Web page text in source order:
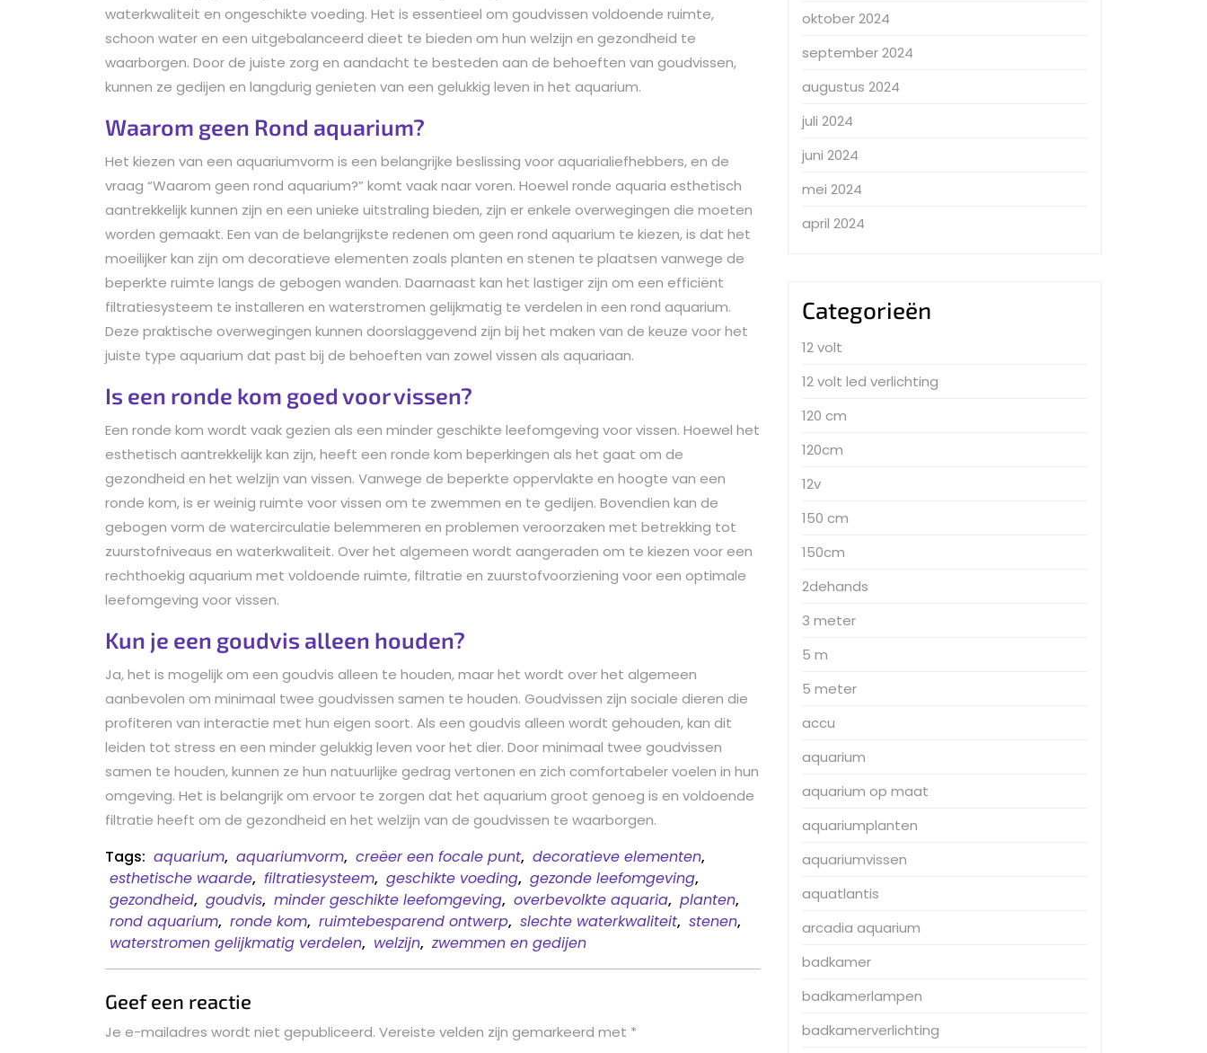
waterkwaliteit en ongeschikte voeding. Het is essentieel om goudvissen voldoende ruimte,
schoon water en een uitgebalanceerd dieet te bieden om hun welzijn en gezondheid te
waarborgen. Door de juiste zorg en aandacht te besteden aan de behoeften van goudvissen,
kunnen ze gedijen en langdurig genieten van een gelukkig leven in het aquarium.
Waarom geen Rond aquarium?
Het kiezen van een aquariumvorm is een belangrijke beslissing voor aquarialiefhebbers, en de
vraag “Waarom geen rond aquarium?” komt vaak naar voren. Hoewel ronde aquaria esthetisch
aantrekkelijk kunnen zijn en een unieke uitstraling bieden, zijn er enkele overwegingen die moeten
worden gemaakt. Een van de belangrijkste redenen om geen rond aquarium te kiezen, is dat het
moeilijker kan zijn om decoratieve elementen zoals planten en stenen te plaatsen vanwege de
beperkte ruimte langs de gebogen wanden. Daarnaast kan het lastiger zijn om een efficiënt
filtratiesysteem te installeren en waterstromen gelijkmatig te verdelen in een rond aquarium.
Deze praktische overwegingen kunnen doorslaggevend zijn bij het maken van de keuze voor het
juiste type aquarium dat past bij de behoeften van zowel vissen als aquariaan.
Is een ronde kom goed voor vissen?
Een ronde kom wordt vaak gezien als een minder geschikte leefomgeving voor vissen. Hoewel het
esthetisch aantrekkelijk kan zijn, heeft een ronde kom beperkingen als het gaat om de
gezondheid en het welzijn van vissen. Vanwege de beperkte oppervlakte en hoogte van een
ronde kom, is er weinig ruimte voor vissen om te zwemmen en te gedijen. Bovendien kan de
gebogen vorm de watercirculatie belemmeren en problemen veroorzaken met betrekking tot
zuurstofniveaus en waterkwaliteit. Over het algemeen wordt aangeraden om te kiezen voor een
rechthoekig aquarium met voldoende ruimte, filtratie en zuurstofvoorziening voor een optimale
leefomgeving voor vissen.
Kun je een goudvis alleen houden?
Ja, het is mogelijk om een goudvis alleen te houden, maar het wordt over het algemeen
aanbevolen om minimaal twee goudvissen samen te houden. Goudvissen zijn sociale dieren die
profiteren van interactie met hun eigen soort. Als een goudvis alleen wordt gehouden, kan dit
leiden tot stress en een minder gelukkig leven voor het dier. Door minimaal twee goudvissen
samen te houden, kunnen ze hun natuurlijke gedrag vertonen en zich comfortabeler voelen in hun
omgeving. Het is belangrijk om ervoor te zorgen dat het aquarium groot genoeg is en voldoende
filtratie heeft om de gezondheid en het welzijn van de goudvissen te waarborgen.
Tags: aquarium, aquariumvorm, creëer een focale punt, decoratieve elementen,
esthetische waarde, filtratiesysteem, geschikte voeding, gezonde leefomgeving,
gezondheid, goudvis, minder geschikte leefomgeving, overbevolkte aquaria, planten,
rond aquarium, ronde kom, ruimtebesparend ontwerp, slechte waterkwaliteit, stenen,
waterstromen gelijkmatig verdelen, welzijn, zwemmen en gedijen
Geef een reactie
Je e-mailadres wordt niet gepubliceerd. Vereiste velden zijn gemarkeerd met *
oktober 2024
september 2024
augustus 2024
juli 2024
juni 2024
mei 2024
april 2024
Categorieën
12 volt
12 volt led verlichting
120 cm
120cm
12v
150 cm
150cm
2dehands
3 meter
5 m
5 meter
accu
aquarium
aquarium op maat
aquariumplanten
aquariumvissen
aquatlantis
arcadia aquarium
badkamer
badkamerlampen
badkamerverlichting